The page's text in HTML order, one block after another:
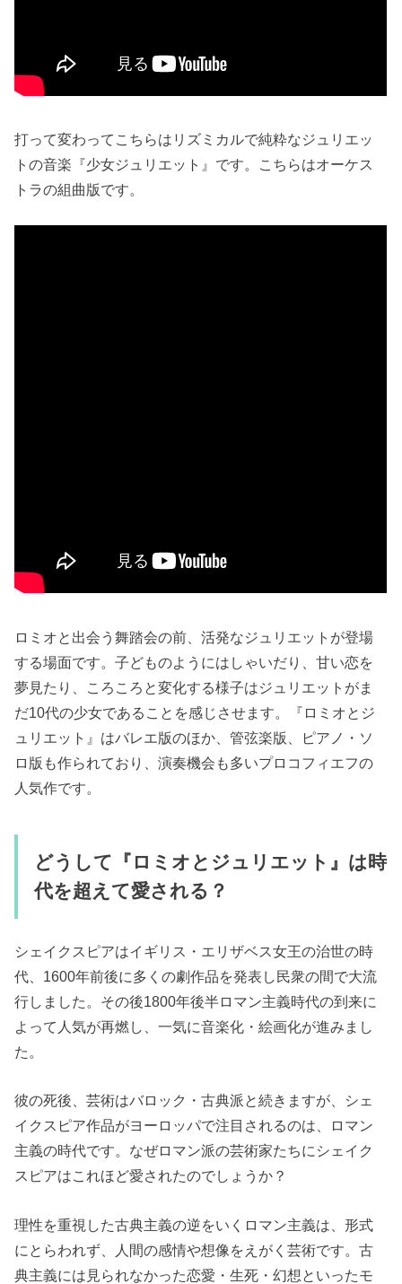
打って変わってこちらはリズミカルで純粋なジュリエッ
トの音楽『少女ジュリエット』です。こちらはオーケス
トラの組曲版です。
ロミオと出会う舞踏会の前、活発なジュリエットが登場
する場面です。子どものようにはしゃいだり、甘い恋を
夢見たり、ころころと変化する様子はジュリエットがま
だ10代の少女であることを感じさせます。『ロミオとジ
ュリエット』はバレエ版のほか、管弦楽版、ピアノ・ソ
ロ版も作られており、演奏機会も多いプロコフィエフの
人気作です。
どうして『ロミオとジュリエット』は時
代を超えて愛される？
シェイクスピアはイギリス・エリザベス女王の治世の時
代、1600年前後に多くの劇作品を発表し民衆の間で大流
行しました。その後1800年後半ロマン主義時代の到来に
よって人気が再燃し、一気に音楽化・絵画化が進みまし
た。
彼の死後、芸術はバロック・古典派と続きますが、シェ
イクスピア作品がヨーロッパで注目されるのは、ロマン
主義の時代です。なぜロマン派の芸術家たちにシェイク
スピアはこれほど愛されたのでしょうか？
理性を重視した古典主義の逆をいくロマン主義は、形式
にとらわれず、人間の感情や想像をえがく芸術です。古
典主義には見られなかった恋愛・生死・幻想といったモ